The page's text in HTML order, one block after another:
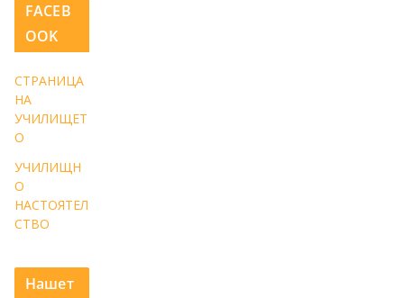
FACEB
OOK
СТРАНИЦА
НА
УЧИЛИЩЕТ
О
УЧИЛИЩН
О
НАСТОЯТЕЛ
СТВО
Нашет